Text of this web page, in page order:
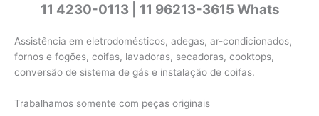
11 4230-0113 | 11 96213-3615 Whats
Assistência em eletrodomésticos, adegas, ar-condicionados,
fornos e fogões, coifas, lavadoras, secadoras, cooktops,
conversão de sistema de gás e instalação de coifas.
Trabalhamos somente com peças originais